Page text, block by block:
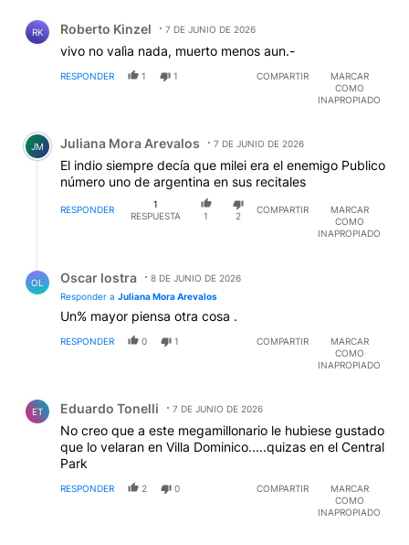
RK Roberto Kinzel 7 DE JUNIO DE 2026
vivo no valìa nada, muerto menos aun.-
RESPONDER 1 1 COMPARTIR
MARCAR
COMO
INAPROPIADO
Comentario de Juliana Mora Arevalos.
JM Juliana Mora Arevalos 7 DE JUNIO DE 2026
El indio siempre decía que milei era el enemigo Publico
número uno de argentina en sus recitales
RESPONDER
1
RESPUESTA
1 2
COMPARTIR
MARCAR
COMO
INAPROPIADO
OL Oscar lostra
8 DE JUNIO DE 2026
Responder a Juliana Mora Arevalos
Un% mayor piensa otra cosa .
RESPONDER 0 1 COMPARTIR
MARCAR
COMO
INAPROPIADO
ET Eduardo Tonelli 7 DE JUNIO DE 2026
No creo que a este megamillonario le hubiese gustado
que lo velaran en Villa Dominico.....quizas en el Central
Park
RESPONDER 2 0 COMPARTIR
MARCAR
COMO
INAPROPIADO